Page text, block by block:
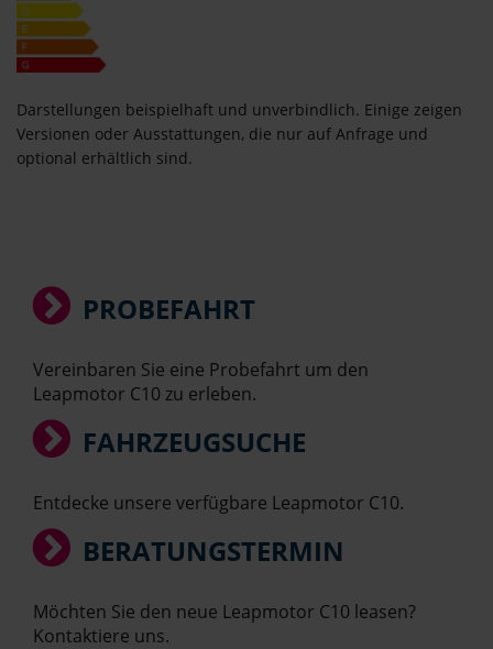
Darstellungen beispielhaft und unverbindlich. Einige zeigen
Versionen oder Ausstattungen, die nur auf Anfrage und
optional erhältlich sind.
PROBEFAHRT
Vereinbaren Sie eine Probefahrt um den
Leapmotor C10 zu erleben.
FAHRZEUGSUCHE
Entdecke unsere verfügbare Leapmotor C10.
BERATUNGSTERMIN
Möchten Sie den neue Leapmotor C10 leasen?
Kontaktiere uns.